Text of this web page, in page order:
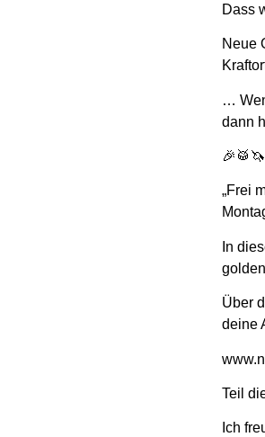
Dass
Neue
…
dann
„Frei
In
Über
deine
Teil
Ich